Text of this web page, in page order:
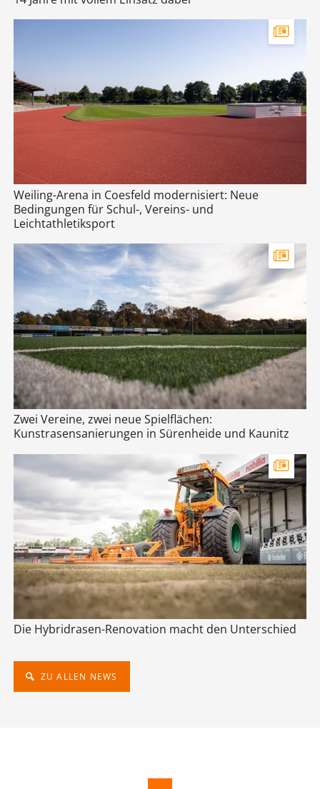
Weiling-Arena in Coesfeld modernisiert: Neue
Bedingungen für Schul-, Vereins- und
Leichtathletiksport
Zwei Vereine, zwei neue Spielflächen:
Kunstrasensanierungen in Sürenheide und Kaunitz
Die Hybridrasen-Renovation macht den Unterschied
ZU ALLEN NEWS